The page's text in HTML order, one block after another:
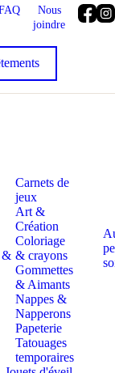
Nous
joindre
&
Carnets de
jeux
Art &
Création
Coloriage
& crayons
Gommettes
& Aimants
Nappes &
Napperons
Papeterie
Tatouages
temporaires